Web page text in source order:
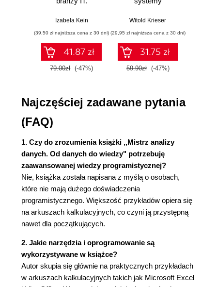
Wklejanie wartości specjalnych 27
wyciągania wartości 30
Stosowanie formuły WYSZUKAJ.PIONOWO do
łączenia danych 32
Stosowanie tabel przestawnych 36
Korzystanie z formuł tablicowych 39
Rozwiązywanie problemów za pomocą narzędzia
OpenSolver - chciałbym, abyśmy go nie
potrzebowali, ale... 46
Podsumowanie 47
2. Analiza skupień. Część I - zastosowanie
algorytmu centroidów do segmentowania bazy
klientów 49
Dziewczyny tańczą z dziewczynami, a chłopcy
drapią się po łokciach 51
Prawdziwy problem: implementacja algorytmu
centroidów w e-mail marketingu 56
Handel winem 56
przykłady i
Izabela Kein
(39,50 zł najniższa cena z 30 dni)
41.87 zł
79.00zł (-47%)
pigułce
Witold Krieser
(29,95 zł najniższa cena z 30 dni)
31.75 zł
59.90zł (-47%)
Najczęściej zadawane pytania
(FAQ)
1. Czy do zrozumienia książki ,,Mistrz analizy
danych. Od danych do wiedzy" potrzebuję
zaawansowanej wiedzy programistycznej?
Nie, książka została napisana z myślą o osobach,
które nie mają dużego doświadczenia
programistycznego. Większość przykładów opiera się
na arkuszach kalkulacyjnych, co czyni ją przystępną
nawet dla początkujących.
2. Jakie narzędzia i oprogramowanie są
wykorzystywane w książce?
Autor skupia się głównie na praktycznych przykładach
w arkuszach kalkulacyjnych takich jak Microsoft Excel